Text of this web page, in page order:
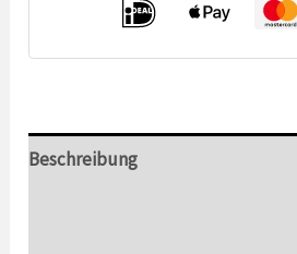
Beschreibung